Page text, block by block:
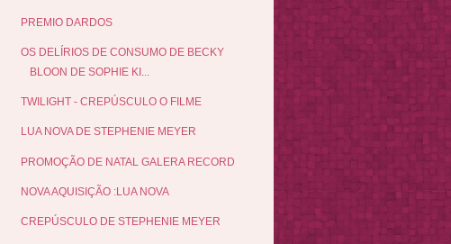
PREMIO DARDOS
OS DELÍRIOS DE CONSUMO DE BECKY
BLOON DE SOPHIE KI...
TWILIGHT - CREPÚSCULO O FILME
LUA NOVA DE STEPHENIE MEYER
PROMOÇÃO DE NATAL GALERA RECORD
NOVA AQUISIÇÃO :LUA NOVA
CREPÚSCULO DE STEPHENIE MEYER